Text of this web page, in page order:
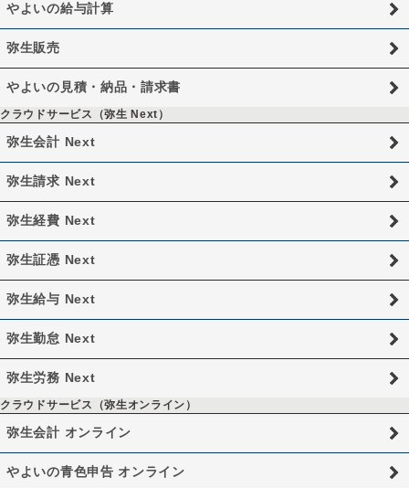
やよいの給与計算
弥生販売
やよいの見積・納品・請求書
クラウドサービス（弥生 Next）
弥生会計 Next
弥生請求 Next
弥生経費 Next
弥生証憑 Next
弥生給与 Next
弥生勤怠 Next
弥生労務 Next
クラウドサービス（弥生オンライン）
弥生会計 オンライン
やよいの青色申告 オンライン